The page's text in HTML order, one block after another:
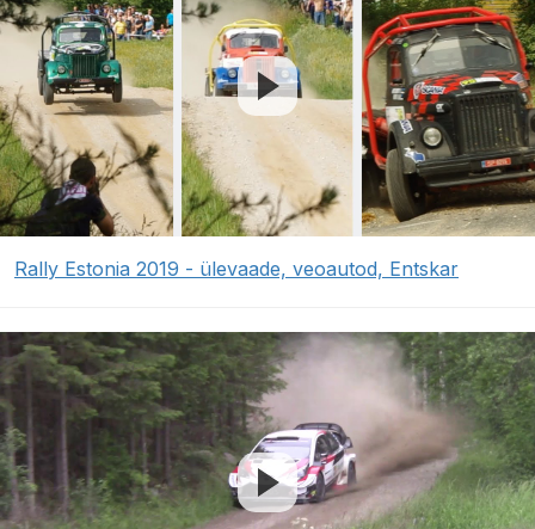
Rally Estonia 2019 - ülevaade, veoautod, Entskar